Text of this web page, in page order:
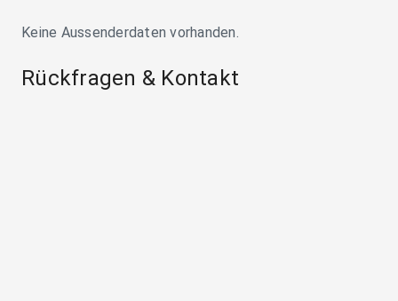
Keine Aussenderdaten vorhanden.
Rückfragen & Kontakt